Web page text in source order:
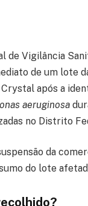
de Vigilância
de um lote
Crystal após a
aeruginosa
no Distrito
da
do lote